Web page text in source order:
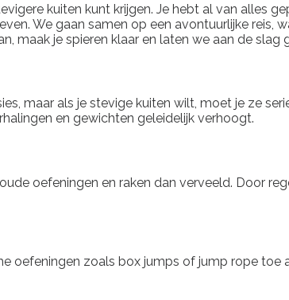
kuiten kunt krijgen. Je hebt al van alles
We gaan samen op een avontuurlijke reis,
maak je spieren klaar en laten we aan de slag
maar als je stevige kuiten wilt, moet je ze
en gewichten geleidelijk verhoogt.
oefeningen en raken dan verveeld. Door
oefeningen zoals box jumps of jump rope toe